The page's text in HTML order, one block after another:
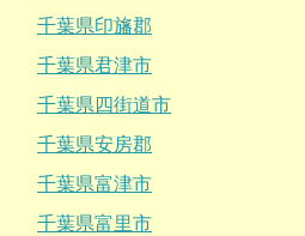
千葉県印旛郡
千葉県君津市
千葉県四街道市
千葉県安房郡
千葉県富津市
千葉県富里市